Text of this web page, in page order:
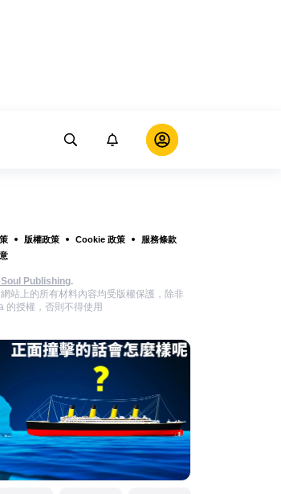
版權政策 Cookie 政策
服務條款
Publishing.
站上的所有材料內容均受版權保護，除非
的授權，否則不得使用